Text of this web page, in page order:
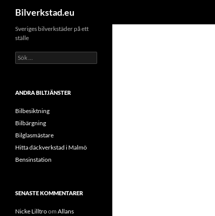
Hoppa
innehåll
Bilverkstad.eu
Sveriges bilverkstäder på ett
ställe
Sök
efter:
ANDRA BILTJÄNSTER
Bilbesiktning
Bilbärgning
Bilglasmästare
Hitta däckverkstad i Malmö
Bensinstation
SENASTE KOMMENTARER
Nicke Lilltroom Allans